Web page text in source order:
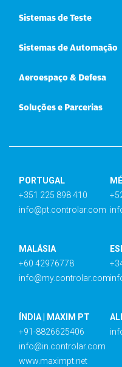
Sistemas de Teste
Sistemas de Automação
Aeroespaço & Defesa
Soluções e Parcerias
PORTUGAL
+351 225 898 410
info@pt.controlar.com
MALÁSIA
+60 42976778
info@my.controlar.com
ÍNDIA | MAXIM PT
+91-8826625406
info@in.controlar.com
www.maximpt.net